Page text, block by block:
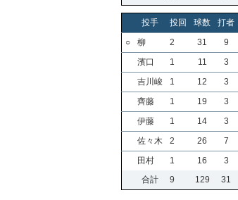
投手 投回 球数 打者
○
柳 2 31 9
濱口
1 11 3
吉川峻
1 12 3
齊藤
1 19 3
伊藤
1 14 3
佐々木
2 26 7
田村
1 16 3
合計
9 129 31